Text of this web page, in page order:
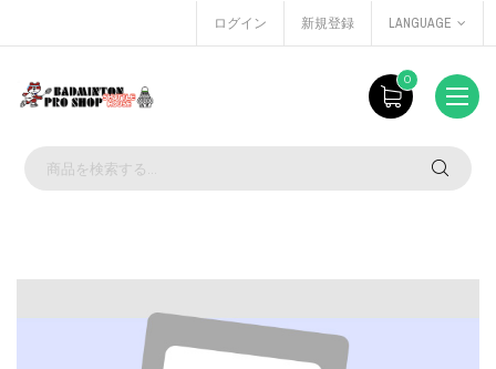
ログイン 新規登録 LANGUAGE
0